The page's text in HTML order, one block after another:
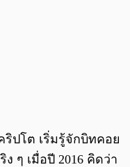
ปโต เริ่มรู้จักบิทคอย
ๆ เมื่อปี 2016 คิดว่า